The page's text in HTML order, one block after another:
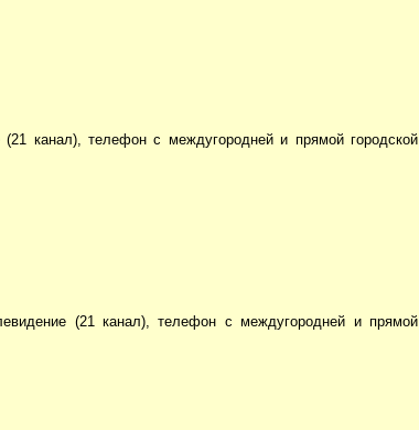
канал), телефон с междугородней и прямой городской
(21 канал), телефон с междугородней и прямой